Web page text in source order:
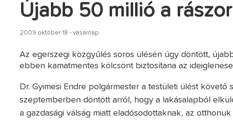
Újabb 50 millió a
2009 október 18 - vasárnap
Az egerszegi közgyűlés soros ülésén úgy döntött,
ebben kamatmentes kölcsönt biztosítana az
Dr. Gyimesi Endre polgármester a testületi ülést
szeptemberben döntött arról, hogy a lakásalapból
a gazdasági válság miatt eladósodottaknak, az